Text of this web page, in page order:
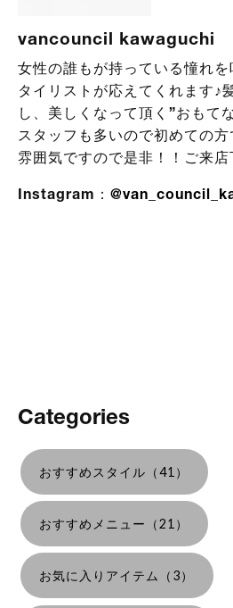
vancouncil kawaguchi
女性の誰もが持っている憧れ
タイリストが応えてくれます♪
し、美しくなって頂く”おもて
スタッフも多いので初めての
雰囲気ですので是非！！ご来
Instagram：
Categories
おすすめスタイル（41）
おすすめメニュー（21）
お気に入りアイテム（3）